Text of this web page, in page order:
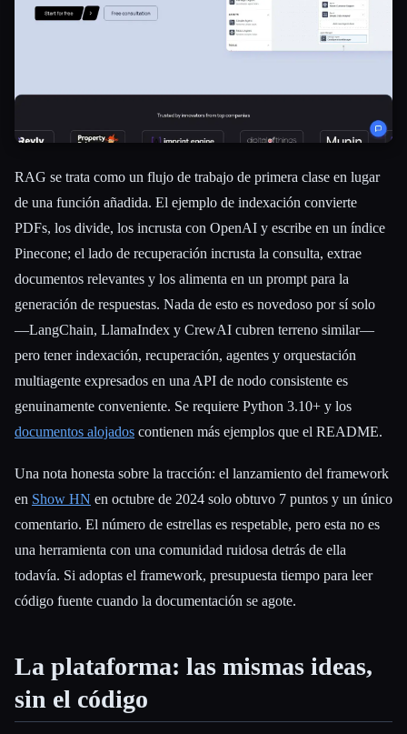
RAG se trata como un flujo de trabajo de primera clase en lugar
de una función añadida. El ejemplo de indexación convierte
PDFs, los divide, los incrusta con OpenAI y escribe en un índice
Pinecone; el lado de recuperación incrusta la consulta, extrae
documentos relevantes y los alimenta en un prompt para la
generación de respuestas. Nada de esto es novedoso por sí solo
—LangChain, LlamaIndex y CrewAI cubren terreno similar—
pero tener indexación, recuperación, agentes y orquestación
multiagente expresados en una API de nodo consistente es
genuinamente conveniente. Se requiere Python 3.10+ y los
documentos alojados contienen más ejemplos que el README.
Una nota honesta sobre la tracción: el lanzamiento del framework
en Show HN en octubre de 2024 solo obtuvo 7 puntos y un único
comentario. El número de estrellas es respetable, pero esta no es
una herramienta con una comunidad ruidosa detrás de ella
todavía. Si adoptas el framework, presupuesta tiempo para leer
código fuente cuando la documentación se agote.
La plataforma: las mismas ideas,
sin el código